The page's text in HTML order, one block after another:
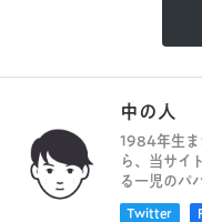
中の人
1984年生ま
ら、当サイ
る一児のパ
Twitter